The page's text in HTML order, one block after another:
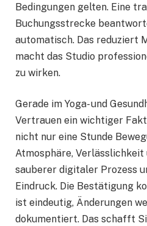
Bedingungen gelten. Eine
Buchungsstrecke
automatisch. Das reduziert
macht das Studio
zu wirken.
Gerade im Yoga- und
Vertrauen ein wichtiger
nicht nur eine Stunde
Atmosphäre, Verlässlichkeit
sauberer digitaler Prozess
Eindruck. Die Bestätigung
ist eindeutig, Änderungen
dokumentiert. Das schafft